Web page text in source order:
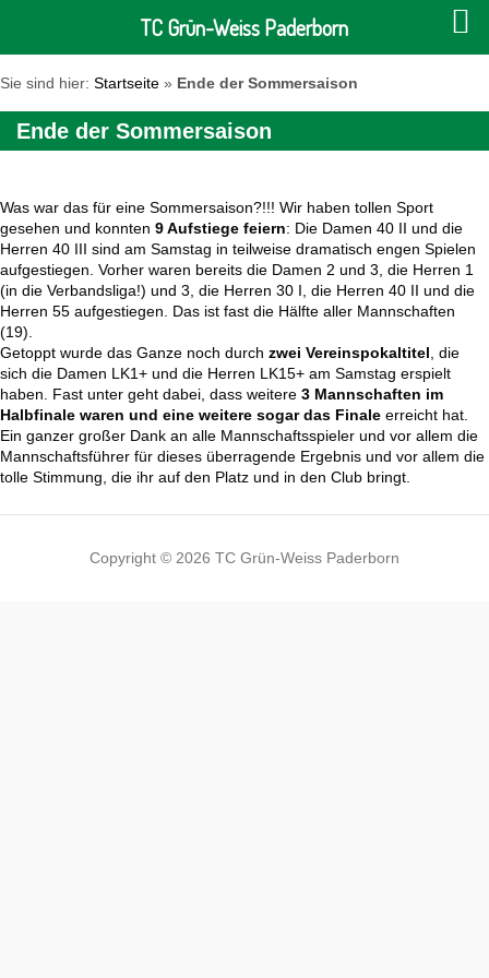
Sie sind hier: Startseite » Ende der Sommersaison
Ende der Sommersaison
Was war das für eine Sommersaison?!!! Wir haben tollen Sport
gesehen und konnten 9 Aufstiege feiern: Die Damen 40 II und die
Herren 40 III sind am Samstag in teilweise dramatisch engen Spielen
aufgestiegen. Vorher waren bereits die Damen 2 und 3, die Herren 1
(in die Verbandsliga!) und 3, die Herren 30 I, die Herren 40 II und die
Herren 55 aufgestiegen. Das ist fast die Hälfte aller Mannschaften
(19).
Getoppt wurde das Ganze noch durch zwei Vereinspokaltitel , die
sich die Damen LK1+ und die Herren LK15+ am Samstag erspielt
haben. Fast unter geht dabei, dass weitere 3 Mannschaften im
Halbfinale waren und eine weitere sogar das Finale erreicht hat.
Ein ganzer großer Dank an alle Mannschaftsspieler und vor allem die
Mannschaftsführer für dieses überragende Ergebnis und vor allem die
tolle Stimmung, die ihr auf den Platz und in den Club bringt.
Copyright © 2026 TC Grün-Weiss Paderborn
TC Grün-Weiss Paderborn